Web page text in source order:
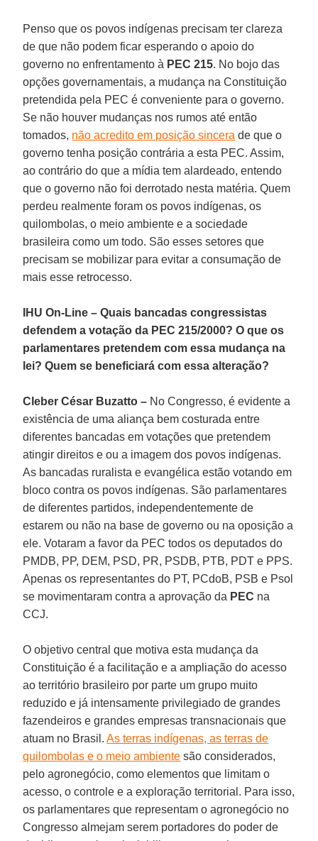
Penso que os povos indígenas precisam ter clareza
de que não podem ficar esperando o apoio do
governo no enfrentamento à PEC 215. No bojo das
opções governamentais, a mudança na Constituição
pretendida pela PEC é conveniente para o governo.
Se não houver mudanças nos rumos até então
tomados, não acredito em posição sincera de que o
governo tenha posição contrária a esta PEC. Assim,
ao contrário do que a mídia tem alardeado, entendo
que o governo não foi derrotado nesta matéria. Quem
perdeu realmente foram os povos indígenas, os
quilombolas, o meio ambiente e a sociedade
brasileira como um todo. São esses setores que
precisam se mobilizar para evitar a consumação de
mais esse retrocesso.
IHU On-Line – Quais bancadas congressistas
defendem a votação da PEC 215/2000? O que os
parlamentares pretendem com essa mudança na
lei? Quem se beneficiará com essa alteração?
Cleber César Buzatto – No Congresso, é evidente a
existência de uma aliança bem costurada entre
diferentes bancadas em votações que pretendem
atingir direitos e ou a imagem dos povos indígenas.
As bancadas ruralista e evangélica estão votando em
bloco contra os povos indígenas. São parlamentares
de diferentes partidos, independentemente de
estarem ou não na base de governo ou na oposição a
ele. Votaram a favor da PEC todos os deputados do
PMDB, PP, DEM, PSD, PR, PSDB, PTB, PDT e PPS.
Apenas os representantes do PT, PCdoB, PSB e Psol
se movimentaram contra a aprovação da PEC na
CCJ.
O objetivo central que motiva esta mudança da
Constituição é a facilitação e a ampliação do acesso
ao território brasileiro por parte um grupo muito
reduzido e já intensamente privilegiado de grandes
fazendeiros e grandes empresas transnacionais que
atuam no Brasil.As terras indígenas, as terras de
quilombolas e o meio ambiente são considerados,
pelo agronegócio, como elementos que limitam o
acesso, o controle e a exploração territorial. Para isso,
os parlamentares que representam o agronegócio no
Congresso almejam serem portadores do poder de